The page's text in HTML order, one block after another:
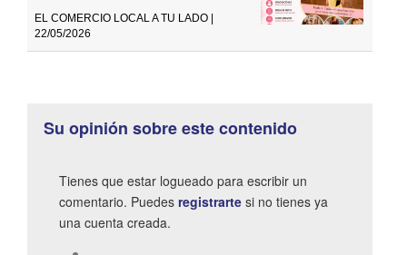
EL COMERCIO LOCAL A TU LADO |
22/05/2026
Su opinión sobre este contenido
Tienes que estar logueado para escribir un
comentario. Puedes registrarte si no tienes ya
una cuenta creada.